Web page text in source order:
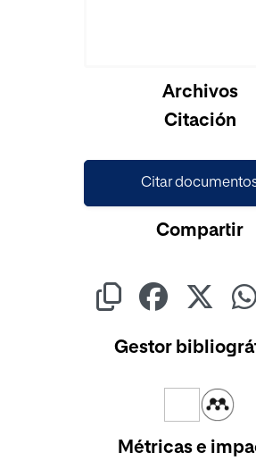
Archivos
Citación
Citar
Compartir
Gestor
Métricas e